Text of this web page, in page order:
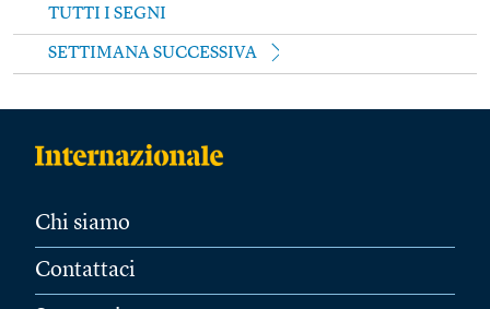
TUTTI I SEGNI
SETTIMANA SUCCESSIVA
Chi siamo
Contattaci